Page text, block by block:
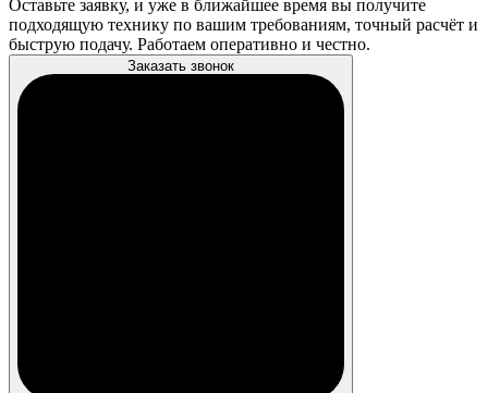
Оставьте заявку, и уже в ближайшее время вы получите
подходящую технику по вашим требованиям, точный расчёт и
быструю подачу. Работаем оперативно и честно.
Заказать звонок